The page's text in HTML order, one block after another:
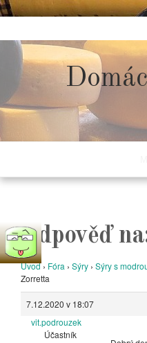
to
content
Odpověď
Úvod › Fóra › Sýry › Sýry s
Zorretta
7.12.2020 v 18:07
vit.podrouzek
Účastník